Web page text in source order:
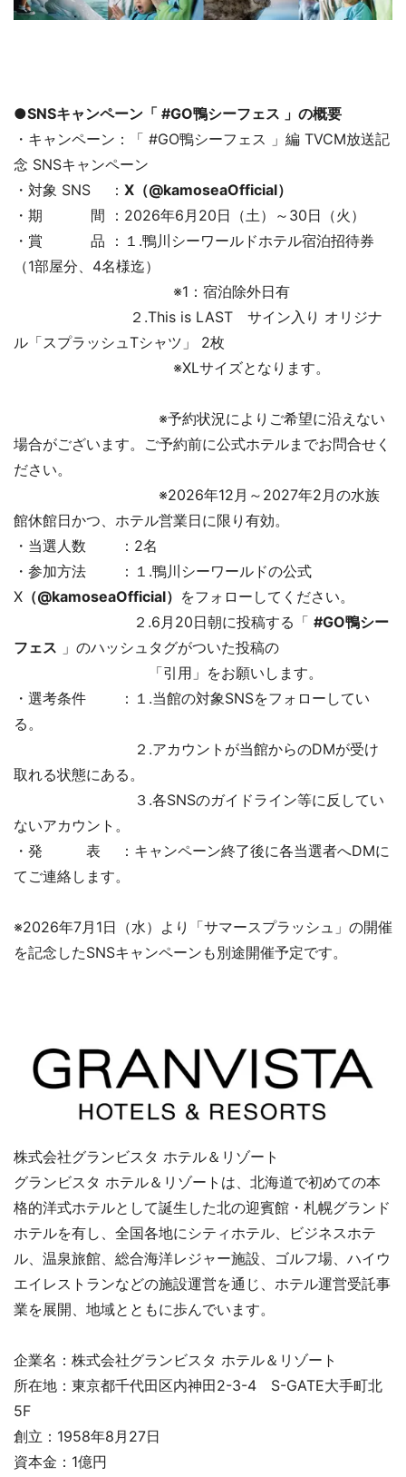
●SNSキャンペーン「 #GO鴨シーフェス 」の概要
・キャンペーン：「 #GO鴨シーフェス 」編 TVCM放送記
念 SNSキャンペーン
・対象 SNS ： X（@kamoseaOfficial）
・期 間 ：2026年6月20日（土）～30日（火）
・賞 品 ：１.鴨川シーワールドホテル宿泊招待券
（1部屋分、4名様迄）
※1：宿泊除外日有
２.This is LAST サイン入り オリジナ
ル「スプラッシュTシャツ」 2枚
※XLサイズとなります。
※予約状況によりご希望に沿えない
場合がございます。ご予約前に公式ホテルまでお問合せく
ださい。
※2026年12月～2027年2月の水族
館休館日かつ、ホテル営業日に限り有効。
・当選人数 ：2名
・参加方法 ：１.鴨川シーワールドの公式
X （@kamoseaOfficial） をフォローしてください。
２.6月20日朝に投稿する「 #GO鴨シー
フェス 」のハッシュタグがついた投稿の
「引用」をお願いします。
・選考条件 ：１.当館の対象SNSをフォローしてい
る。
２.アカウントが当館からのDMが受け
取れる状態にある。
３.各SNSのガイドライン等に反してい
ないアカウント。
・発 表 ：キャンペーン終了後に各当選者へDMに
てご連絡します。
※2026年7月1日（水）より「サマースプラッシュ」の開催
を記念したSNSキャンペーンも別途開催予定です。
株式会社グランビスタ ホテル＆リゾート
グランビスタ ホテル＆リゾートは、北海道で初めての本
格的洋式ホテルとして誕生した北の迎賓館・札幌グランド
ホテルを有し、全国各地にシティホテル、ビジネスホテ
ル、温泉旅館、総合海洋レジャー施設、ゴルフ場、ハイウ
エイレストランなどの施設運営を通じ、ホテル運営受託事
業を展開、地域とともに歩んでいます。
企業名：株式会社グランビスタ ホテル＆リゾート
所在地：東京都千代田区内神田2-3-4 S-GATE大手町北
5F
創立：1958年8月27日
資本金：1億円